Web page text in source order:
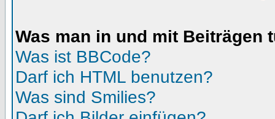
Was man in und mit Beiträgen
Was ist BBCode?
Darf ich HTML benutzen?
Was sind Smilies?